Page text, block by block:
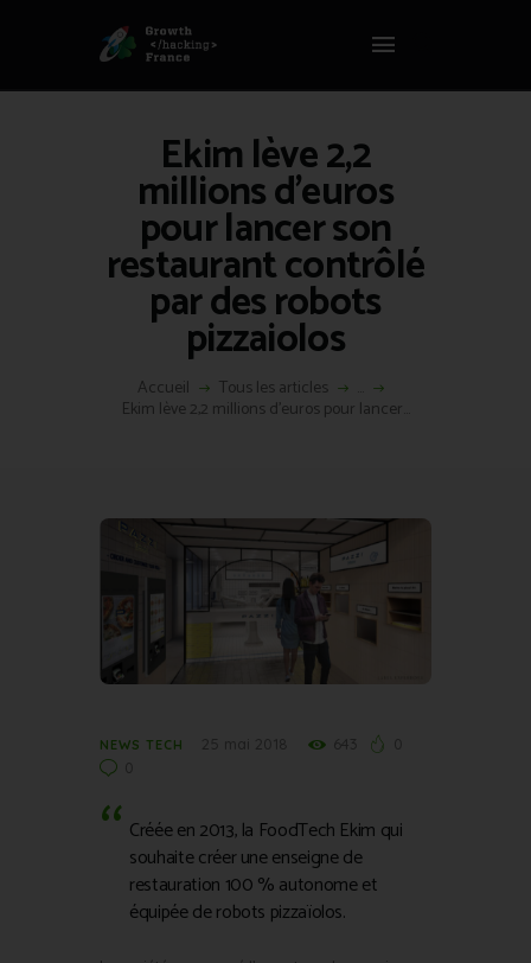
Ekim lève 2,2
millions d’euros
pour lancer son
restaurant contrôlé
par des robots
pizzaiolos
Accueil Tous les articles
Ekim lève 2,2 millions d’euros pour lancer...
GROWTH HACKING FRANCE
ACCUEIL
HACKS
VOUS ÊTES ?
RESSOURCES
L’AGENCE
ÉTHIQUE
CONTACT
NEWS TECH
Créée en 2013, la FoodTech Ekim qui
souhaite créer une enseigne de
restauration 100 % autonome et
équipée de robots pizzaïolos.